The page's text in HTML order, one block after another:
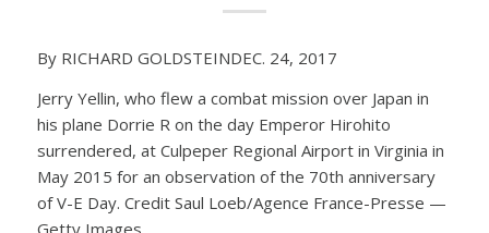
By RICHARD GOLDSTEINDEC. 24, 2017
Jerry Yellin, who flew a combat mission over Japan in
his plane Dorrie R on the day Emperor Hirohito
surrendered, at Culpeper Regional Airport in Virginia in
May 2015 for an observation of the 70th anniversary
of V-E Day. Credit Saul Loeb/Agence France-Presse —
Getty Images